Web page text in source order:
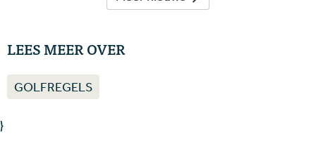
LEES MEER OVER
GOLFREGELS
}